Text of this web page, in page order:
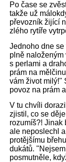
Po čase se
takže už
převozník žijící
zlého rytíře
Jednoho dne
plně naloženým
s perlami a
prám na
vám život milý!"
povoz na prám
V tu chvíli
zjistil, co se
rozumíš?! Jinak
ale neposlechl
protějšímu
dukátů.
posmutněle,